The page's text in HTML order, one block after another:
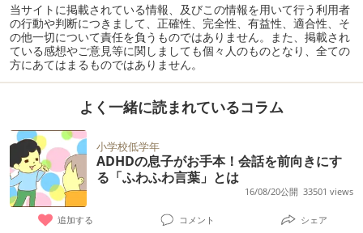
当サイトに掲載されている情報、及びこの情報を用いて行う利用者
の行動や判断につきまして、正確性、完全性、有益性、適合性、そ
の他一切について責任を負うものではありません。また、掲載され
ている感想やご意見等に関しましても個々人のものとなり、全ての
方にあてはまるものではありません。
よく一緒に読まれているコラム
小学校低学年
ADHDの息子がお手本！会話を前向きにす
る「ふわふわ言葉」とは
16/08/20公開 33501 views
追加する コメント シェア